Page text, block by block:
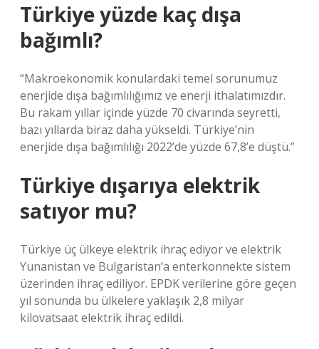
Türkiye yüzde kaç dışa
bağımlı?
“Makroekonomik konulardaki temel sorunumuz
enerjide dışa bağımlılığımız ve enerji ithalatımızdır.
Bu rakam yıllar içinde yüzde 70 civarında seyretti,
bazı yıllarda biraz daha yükseldi. Türkiye’nin
enerjide dışa bağımlılığı 2022’de yüzde 67,8’e düştü.”
Türkiye dışarıya elektrik
satıyor mu?
Türkiye üç ülkeye elektrik ihraç ediyor ve elektrik
Yunanistan ve Bulgaristan’a enterkonnekte sistem
üzerinden ihraç ediliyor. EPDK verilerine göre geçen
yıl sonunda bu ülkelere yaklaşık 2,8 milyar
kilovatsaat elektrik ihraç edildi.